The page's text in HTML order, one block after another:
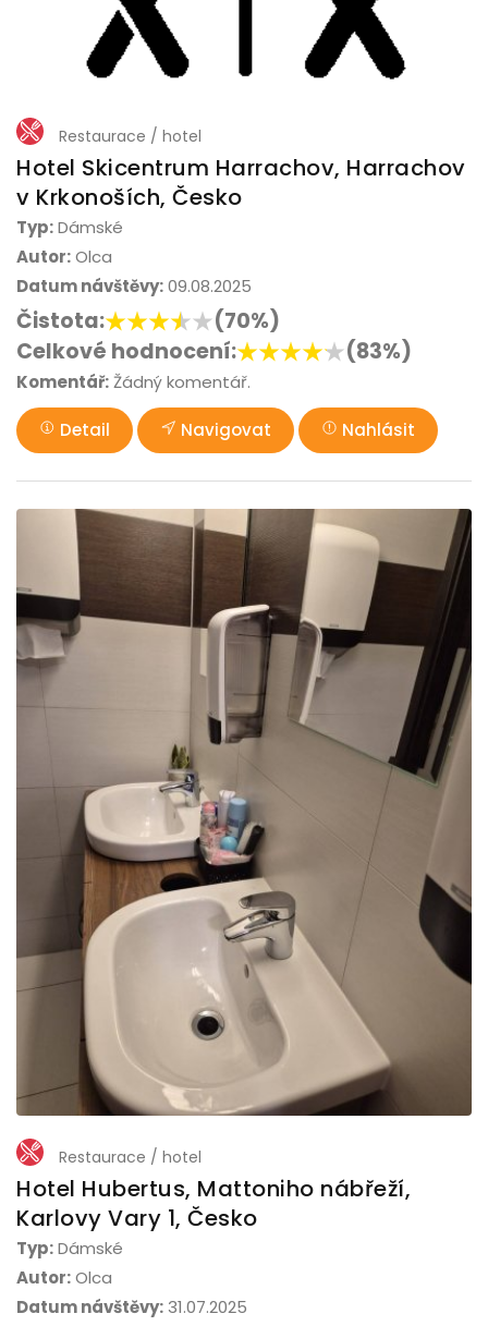
Restaurace / hotel
Hotel Skicentrum Harrachov, Harrachov
v Krkonoších, Česko
Typ:Dámské
Autor:Olca
Datum návštěvy:09.08.2025
Čistota:
(70%)
Celkové hodnocení:
(83%)
Komentář:Žádný komentář.
Detail Navigovat Nahlásit
Restaurace / hotel
Hotel Hubertus, Mattoniho nábřeží,
Karlovy Vary 1, Česko
Typ:Dámské
Autor:Olca
Datum návštěvy: 31.07.2025